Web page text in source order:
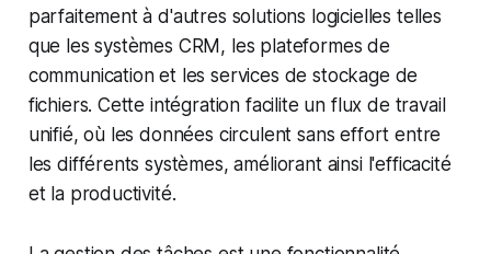
parfaitement à d'autres solutions logicielles telles
que les systèmes CRM, les plateformes de
communication et les services de stockage de
fichiers. Cette intégration facilite un flux de travail
unifié, où les données circulent sans effort entre
les différents systèmes, améliorant ainsi l'efficacité
et la productivité.